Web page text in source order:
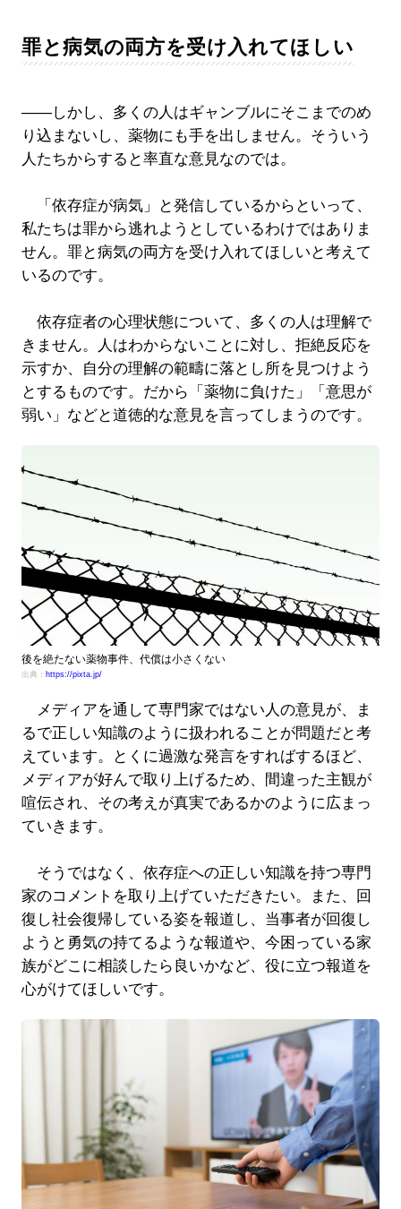
罪と病気の両方を受け入れてほしい
――しかし、多くの人はギャンブルにそこまでのめ
り込まないし、薬物にも手を出しません。そういう
人たちからすると率直な意見なのでは。
「依存症が病気」と発信しているからといって、
私たちは罪から逃れようとしているわけではありま
せん。罪と病気の両方を受け入れてほしいと考えて
いるのです。
依存症者の心理状態について、多くの人は理解で
きません。人はわからないことに対し、拒絶反応を
示すか、自分の理解の範疇に落とし所を見つけよう
とするものです。だから「薬物に負けた」「意思が
弱い」などと道徳的な意見を言ってしまうのです。
後を絶たない薬物事件、代償は小さくない
出典： https://pixta.jp/
メディアを通して専門家ではない人の意見が、ま
るで正しい知識のように扱われることが問題だと考
えています。とくに過激な発言をすればするほど、
メディアが好んで取り上げるため、間違った主観が
喧伝され、その考えが真実であるかのように広まっ
ていきます。
そうではなく、依存症への正しい知識を持つ専門
家のコメントを取り上げていただきたい。また、回
復し社会復帰している姿を報道し、当事者が回復し
ようと勇気の持てるような報道や、今困っている家
族がどこに相談したら良いかなど、役に立つ報道を
心がけてほしいです。